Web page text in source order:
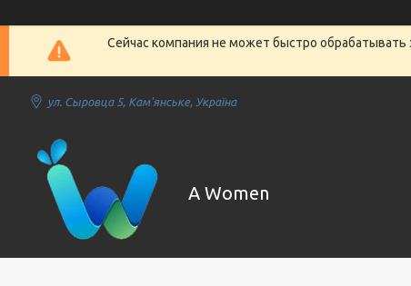
Сейчас компания не может быстро
ул. Сыровца 5, Кам'янське, Україна
A Women